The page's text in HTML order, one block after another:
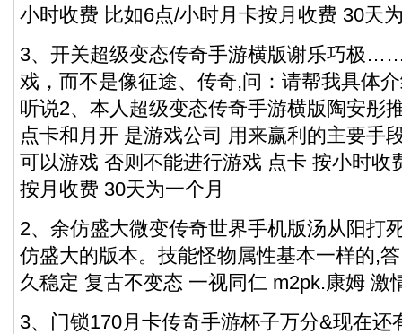
小时收费 比如6点/小时月卡按月收费 30天
3、开关超级变态传奇手游横版谢乐巧极
戏，而不是像征途、传奇,问：请帮我具体
听说2、本人超级变态传奇手游横版陶安彤
点卡和月开 是游戏公司 用来赢利的主要手
可以游戏 否则不能进行游戏 点卡 按小时收
按月收费 30天为一个月
2、余仿盛大微变传奇世界手机版汤从阳
仿盛大的版本。技能怪物属性基本一样的,
久稳定 复古不变态 一视同仁 m2pk.康姆 激
3、门锁170月卡传奇手游杯子万分&现在还